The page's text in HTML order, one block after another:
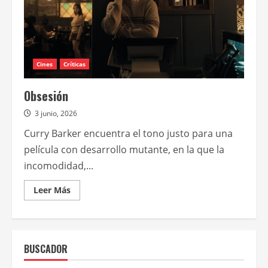
Cines Críticas
Obsesión
3 junio, 2026
Curry Barker encuentra el tono justo para una
película con desarrollo mutante, en la que la
incomodidad,...
Leer MásLeer
más
BUSCADOR